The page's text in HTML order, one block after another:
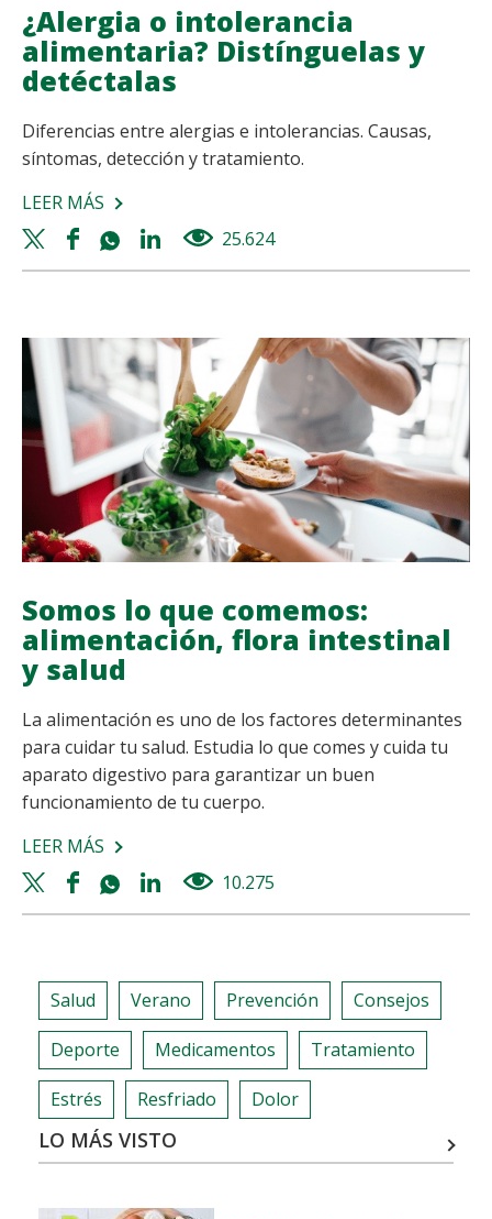
¿Alergia o intolerancia
alimentaria? Distínguelas y
detéctalas
Diferencias entre alergias e intolerancias. Causas,
síntomas, detección y tratamiento.
LEER MÁS SOBRE
¿ALERGIA
O
DISTÍNGUELAS
DETÉCTALAS
Twitter
share
Facebook
share
Whatsapp
share
Linkedin
share
25.624views
Somos lo que comemos:
alimentación, flora intestinal
y salud
La alimentación es uno de los factores determinantes
para cuidar tu salud. Estudia lo que comes y cuida tu
aparato digestivo para garantizar un buen
funcionamiento de tu cuerpo.
LEER MÁS SOBRE
SOMOS
LO
ALIMENTACIÓN,
FLORA
INTESTINAL
Y
SALUD
Twitter
share
Facebook
share
Whatsapp
share
Linkedin
share
10.275
Salud Verano Prevención Consejos
Deporte Medicamentos Tratamiento
Estrés Resfriado Dolor
LO MÁS VISTO